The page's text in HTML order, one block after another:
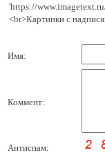
'https://
<br>Картинки с
Имя:
Коммент:
Антиспам: